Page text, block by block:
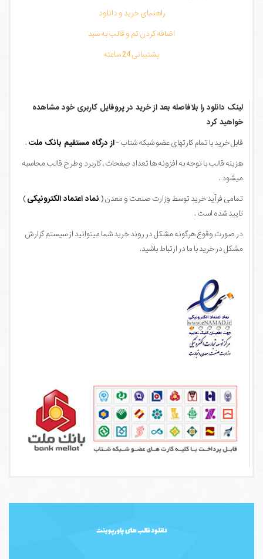
راهنمای خرید و دانلود
اضافه کردن تم و قالب به سبد
پشتیبانی 24 ساعته
لینک دانلود را بلافاصله بعد از خرید در پروفایل کاربری خود مشاهده
خواهید کرد
قابل خرید با تمام کارتهای عضو شبکه شتاب -از درگاه مستقیم بانک ملت .
هزینه قالب با توجه به افزونه ها تعداد صفحات ، کاربرد و طرح قالب محاسبه
میشود .
تمامی فرآید خرید توسط وزارت صنعت و معدن ( نماد اعتماد الکترونیکی)
تایید شده است .
در صورت وقوع هرگونه مشکل در روند خرید شما میتوانید از سیستم گزارش
مشکل در خرید با ما در ارتباط باشید.
دانلود قالب های پاورپوینت